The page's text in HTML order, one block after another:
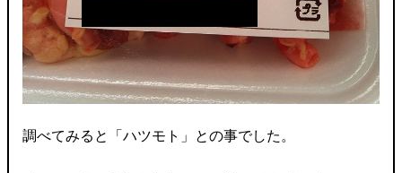
調べてみると「ハツモト」との事でした。